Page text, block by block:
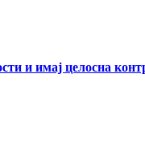
и имај целосна